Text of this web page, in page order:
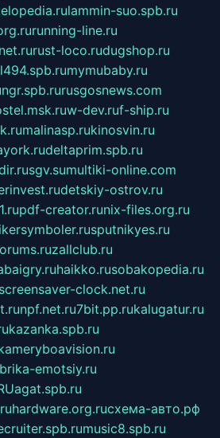
lammin-suo.spb.ru
running-line.ru
rust-loco.rudugshop.ru
mymubaby.ru
ngr.spb.rurusgosnews.com
w-dev.ruf-ship.ru
malinasp.rukinosvin.ru
deltaprim.spb.ru
sgv.sumultiki-online.com
detskiy-ostrov.ru
pdf-creator.runix-files.org.ru
sputnikyes.ru
zallclub.ru
haikko.rusobakopedia.ru
screensaver-clock.net.ru
npf.net.ru7bit.pp.rukalugatur.ru
kazanka.spb.ru
emotsiy.ru
agat.spb.ru
hardware.org.ruсхема-авто.рф
music8.spb.ru